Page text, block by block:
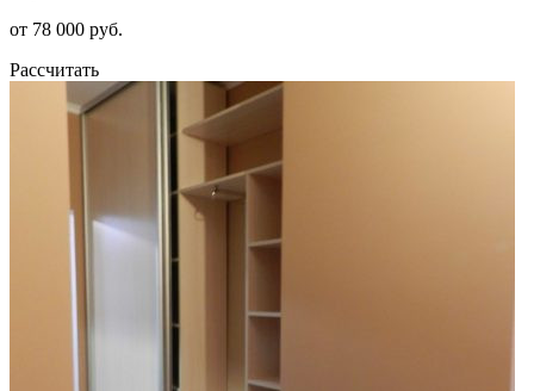
от 78 000 руб.
Рассчитать